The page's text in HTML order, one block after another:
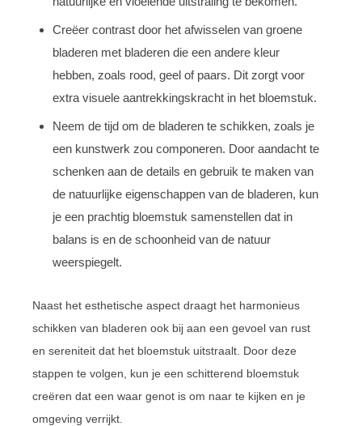
Creëer contrast door het afwisselen van groene
bladeren met bladeren die een andere kleur
hebben, zoals rood, geel of paars. Dit zorgt voor
extra visuele aantrekkingskracht in het bloemstuk.
Neem de tijd om de bladeren te schikken, zoals je
een kunstwerk zou componeren. Door aandacht te
schenken aan de details en gebruik te maken van
de natuurlijke eigenschappen van de bladeren, kun
je een prachtig bloemstuk samenstellen dat in
balans is en de schoonheid van de natuur
weerspiegelt.
Naast het esthetische aspect draagt het harmonieus
schikken van bladeren ook bij aan een gevoel van rust
en sereniteit dat het bloemstuk uitstraalt. Door deze
stappen te volgen, kun je een schitterend bloemstuk
creëren dat een waar genot is om naar te kijken en je
omgeving verrijkt.